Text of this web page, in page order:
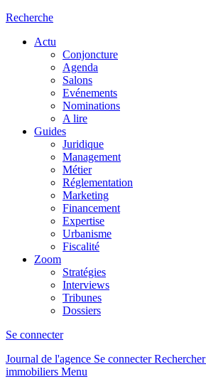
Recherche
Actu
Conjoncture
Agenda
Salons
Evénements
Nominations
A lire
Guides
Juridique
Management
Métier
Réglementation
Marketing
Financement
Expertise
Urbanisme
Fiscalité
Zoom
Stratégies
Interviews
Tribunes
Dossiers
Se connecter
Journal de l'agence Se connecterRechercher
immobiliers Menu